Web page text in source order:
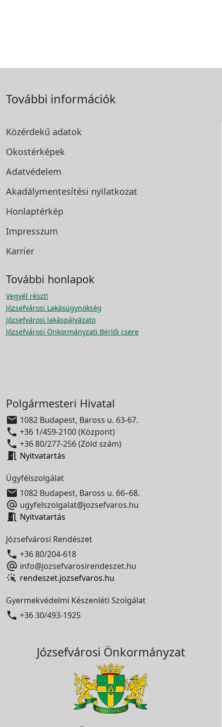
További információk
Közérdekű adatok
Okostérképek
Adatvédelem
Akadálymentesítési nyilatkozat
Honlaptérkép
Impresszum
Karrier
További honlapok
Vegyél részt!
Józsefvárosi Lakásügynökség
Józsefvárosi lakáspályázato
Józsefvárosi Önkormányzati Bérlői csere
Polgármesteri Hivatal
 1082 Budapest, Baross u. 63-67.
 +36 1/459-2100 (Központ)
 +36 80/277-256 (Zöld szám)
 Nyitvatartás
Ügyfélszolgálat
 1082 Budapest, Baross u. 66–68.
 ugyfelszolgalat@jozsefvaros.hu
 Nyitvatartás
Józsefvárosi Rendészet
 +36 80/204-618
 info@jozsefvarosirendeszet.hu
rendeszet.jozsefvaros.hu
Gyermekvédelmi Készenléti Szolgálat
 +36 30/493-1925
Józsefvárosi Önkormányzat